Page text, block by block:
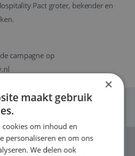
Pact groter, bekender en
campagne op
×
maakt gebruik
cookies om inhoud en
personaliseren en om ons
We delen ook